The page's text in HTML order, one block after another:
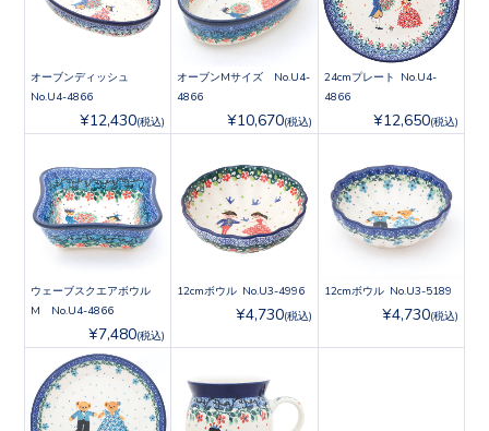
オーブンディッシュ
No.U4-4866
¥12,430(税込)
オーブンMサイズ No.U4-
4866
¥10,670(税込)
24cmプレート No.U4-
4866
¥12,650(税込)
ウェーブスクエアボウル
M No.U4-4866
¥7,480(税込)
12cmボウル No.U3-4996
¥4,730(税込)
12cmボウル No.U3-5189
¥4,730(税込)